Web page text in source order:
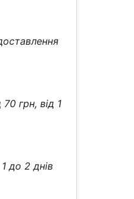
грн, від 1
до 2 днів